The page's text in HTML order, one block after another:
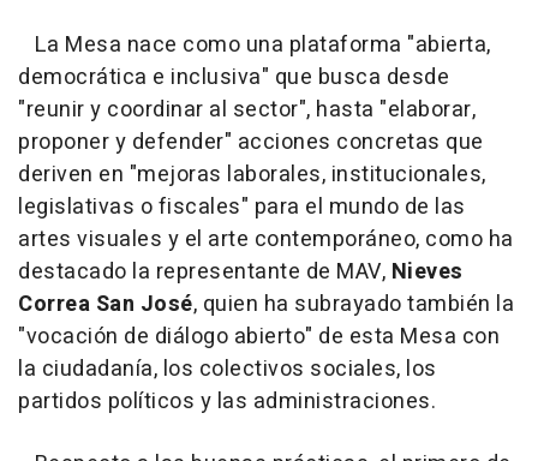
La Mesa nace como una plataforma "abierta,
democrática e inclusiva" que busca desde
"reunir y coordinar al sector", hasta "elaborar,
proponer y defender" acciones concretas que
deriven en "mejoras laborales, institucionales,
legislativas o fiscales" para el mundo de las
artes visuales y el arte contemporáneo, como ha
destacado la representante de MAV, Nieves
Correa San José, quien ha subrayado también la
"vocación de diálogo abierto" de esta Mesa con
la ciudadanía, los colectivos sociales, los
partidos políticos y las administraciones.